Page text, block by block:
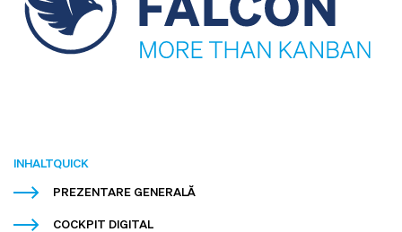
INHALTQUICK
PREZENTARE GENERALĂ
COCKPIT DIGITAL